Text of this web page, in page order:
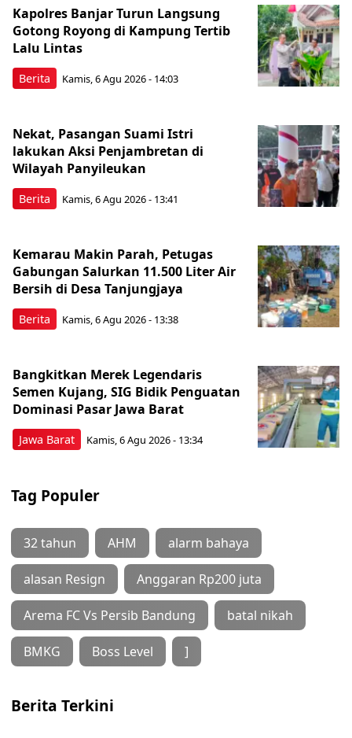
Berita
Kapolres Banjar Turun Langsung
Gotong Royong di Kampung Tertib
Lalu Lintas
Kamis, 6 Agu 2026 - 14:03
Berita
Nekat, Pasangan Suami Istri
lakukan Aksi Penjambretan di
Wilayah Panyileukan
Kamis, 6 Agu 2026 - 13:41
Berita
Kemarau Makin Parah, Petugas
Gabungan Salurkan 11.500 Liter Air
Bersih di Desa Tanjungjaya
Kamis, 6 Agu 2026 - 13:38
Jawa Barat
Bangkitkan Merek Legendaris
Semen Kujang, SIG Bidik Penguatan
Dominasi Pasar Jawa Barat
Kamis, 6 Agu 2026 - 13:34
Tag Populer
32 tahun AHM alarm bahaya
alasan Resign Anggaran Rp200 juta
Arema FC Vs Persib Bandung batal nikah
BMKG Boss Level ]
Berita Terkini